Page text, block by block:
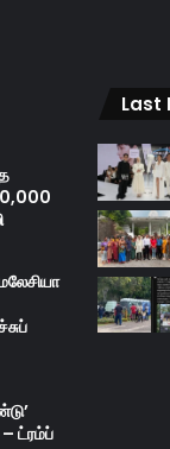
ட்ரம்ப்
Last